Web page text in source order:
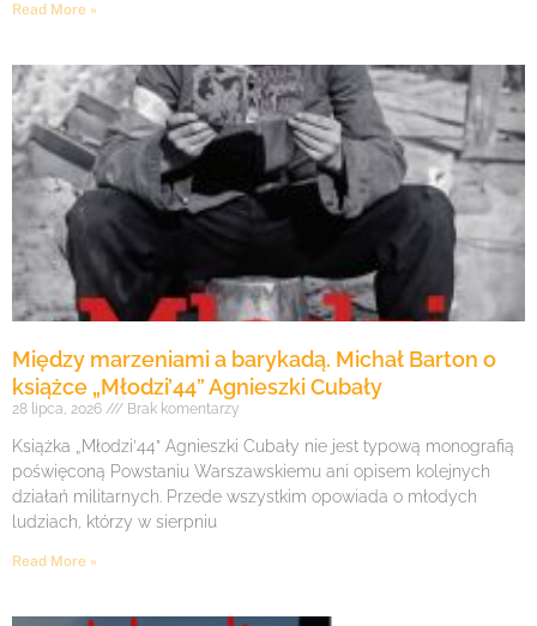
Read More »
Między marzeniami a barykadą. Michał Barton o
książce „Młodzi’44” Agnieszki Cubały
28 lipca, 2026 Brak komentarzy
Książka „Młodzi’44” Agnieszki Cubały nie jest typową monografią
poświęconą Powstaniu Warszawskiemu ani opisem kolejnych
działań militarnych. Przede wszystkim opowiada o młodych
ludziach, którzy w sierpniu
Read More »